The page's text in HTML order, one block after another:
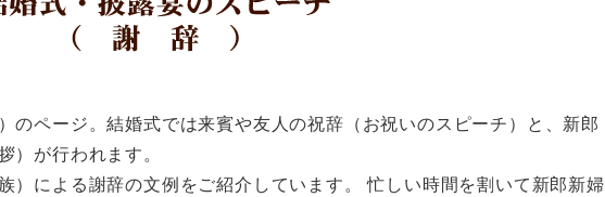
のページ。結婚式では来賓や友人の祝辞（お祝いのスピーチ）と、新郎
）が行われます。
）による謝辞の文例をご紹介しています。 忙しい時間を割いて新郎新婦